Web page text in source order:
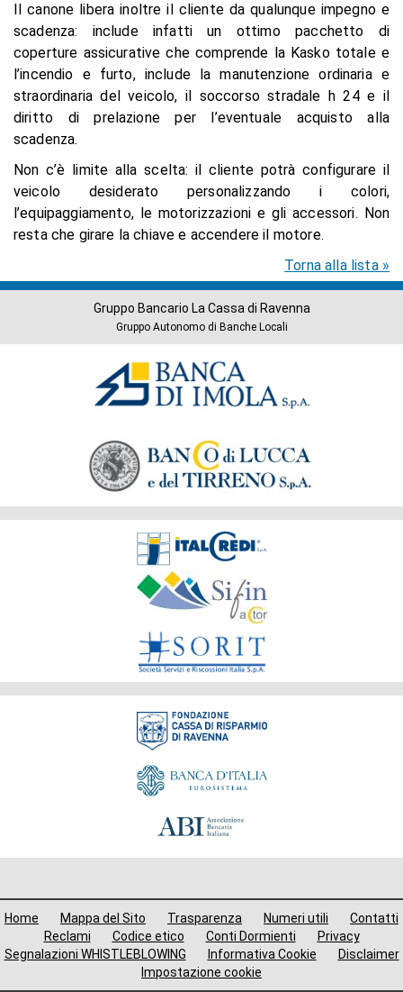
Il canone libera inoltre il cliente da qualunque impegno e
scadenza: include infatti un ottimo pacchetto di
coperture assicurative che comprende la Kasko totale e
l’incendio e furto, include la manutenzione ordinaria e
straordinaria del veicolo, il soccorso stradale h 24 e il
diritto di prelazione per l’eventuale acquisto alla
scadenza.
Non c’è limite alla scelta: il cliente potrà configurare il
veicolo desiderato personalizzando i colori,
l’equipaggiamento, le motorizzazioni e gli accessori. Non
resta che girare la chiave e accendere il motore.
Torna alla lista »
Gruppo Bancario La Cassa di Ravenna
Gruppo Autonomo di Banche Locali
Fondazione
Home Mappa del Sito Trasparenza Numeri utili
Contatti
Reclami
Codice etico Conti Dormienti
Privacy
Segnalazioni WHISTLEBLOWING
Informativa Cookie
Disclaimer
Impostazione cookie